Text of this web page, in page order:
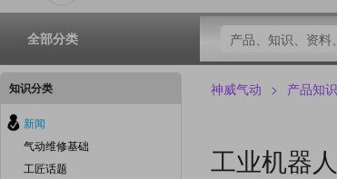
全部分类
知识分类
新闻
公司新闻
气动维修基础
工匠话题
神威气动 > 产品知识
工业机器